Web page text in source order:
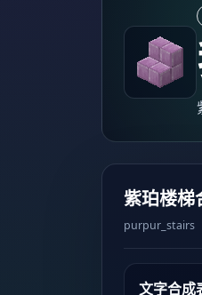
紫珀楼梯
purpur_stairs
文字合成